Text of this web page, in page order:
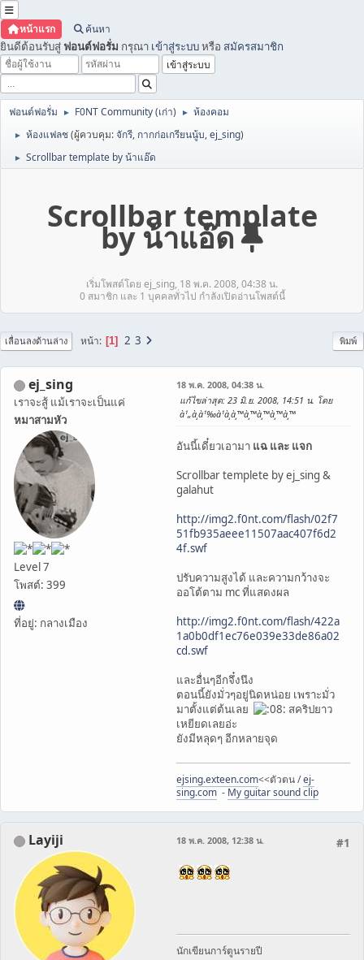
หน้าแรก ค้นหา
ยินดีต้อนรับสู่ ฟอนต์ฟอรั่ม กรุณา เข้าสู่ระบบหรือ สมัครสมาชิก
ฟอนต์ฟอรั่ม ► F0NT Community (เก่า) ► ห้องคอม
► ห้องแฟลช(ผู้ควบคุม:จักรี, กากก่อเกรียนนู้บ,ej_sing)
► Scrollbar template by น้าแอ๊ด
Scrollbar template
by น้าแอ๊ด
เริ่มโพสต์โดย ej_sing, 18 พ.ค. 2008, 04:38 น.
0 สมาชิก และ 1 บุคคลทั่วไป กำลังเปิดอ่านโพสต์นี้
พิมพ์
เลื่อนลงด้านล่าง หน้า 1 2 3
ej_sing
เราจะสู้ แม้เราจะเป็นแค่
หมาสามหัว
Level 7
โพสต์: 399
ที่อยู่: กลางเมือง
18 พ.ค. 2008, 04:38 น.
แก้ไขล่าสุด: 23 มิ.ย. 2008, 14:51 น. โดย
à¹„à¸­à¹‰à¹à¸­à¸™à¸™à¸™à¸™à¸™
อันนี้เดี๋ยวเอามา แฉ และ แจก
Scrollbar templete by ej_sing &
galahut
http://img2.f0nt.com/flash/02f7
51fb935aeee11507aac407f6d2
4f.swf
ปรับความสูงได้ และความกว้างจะ
ออโต้ตาม mc ที่แสดงผล
http://img2.f0nt.com/flash/422a
1a0b0df1ec76e039e33de86a02
cd.swf
และอื่นๆอีกจึ๋งนึง
ตอนนี้ยังมั่วๆอยู่นิดหน่อย เพราะมั่ว
มาตั้งแต่ต้นเลย
สคริปยาว
เหยียดเลยอ่ะ
ยังมีหลุดๆ อีกหลายจุด
ejsing.exteen.com<<ตัวตน /ej-
sing.com - My guitar sound clip
Layiji #1
18 พ.ค. 2008, 12:38 น.
นักเขียนการ์ตูนรายปี